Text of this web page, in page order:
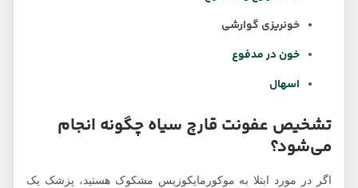
خونریزی گوارشی
خون در مدفوع
اسهال
تشخیص عفونت قارچ سیاه چگونه انجام
می‌شود؟
اگر در مورد ابتلا به موکورمایکوزیس مشکوک هستید، پزشک یک